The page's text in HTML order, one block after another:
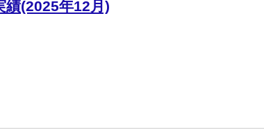
績(2025年12月)